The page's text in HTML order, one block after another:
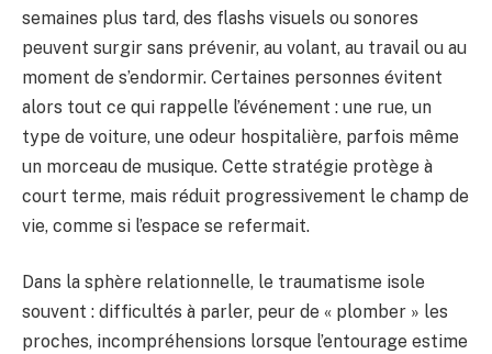
semaines plus tard, des flashs visuels ou sonores
peuvent surgir sans prévenir, au volant, au travail ou au
moment de s’endormir. Certaines personnes évitent
alors tout ce qui rappelle l’événement : une rue, un
type de voiture, une odeur hospitalière, parfois même
un morceau de musique. Cette stratégie protège à
court terme, mais réduit progressivement le champ de
vie, comme si l’espace se refermait.
Dans la sphère relationnelle, le traumatisme isole
souvent : difficultés à parler, peur de « plomber » les
proches, incompréhensions lorsque l’entourage estime